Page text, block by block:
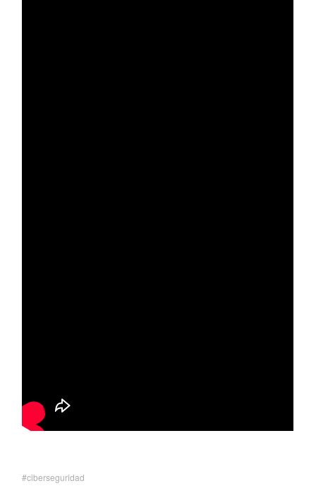
ciberseguridad